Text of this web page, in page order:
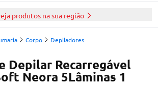
produtos na sua região
Corpo Depiladores
Depilar Recarregável
Neora 5Lâminas 1